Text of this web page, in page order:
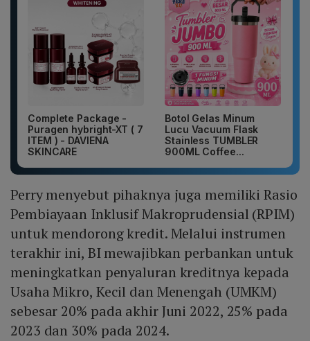
Complete Package -
Puragen hybright-XT ( 7
ITEM ) - DAVIENA
SKINCARE
Botol Gelas Minum
Lucu Vacuum Flask
Stainless TUMBLER
900ML Coffee...
Perry menyebut pihaknya juga memiliki Rasio
Pembiayaan Inklusif Makroprudensial (RPIM)
untuk mendorong kredit. Melalui instrumen
terakhir ini, BI mewajibkan perbankan untuk
meningkatkan penyaluran kreditnya kepada
Usaha Mikro, Kecil dan Menengah (UMKM)
sebesar 20% pada akhir Juni 2022, 25% pada
2023 dan 30% pada 2024.